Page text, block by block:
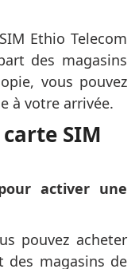
Ethio Telecom
des magasins
vous pouvez
à votre arrivée.
SIM
activer une
pouvez acheter
des magasins de